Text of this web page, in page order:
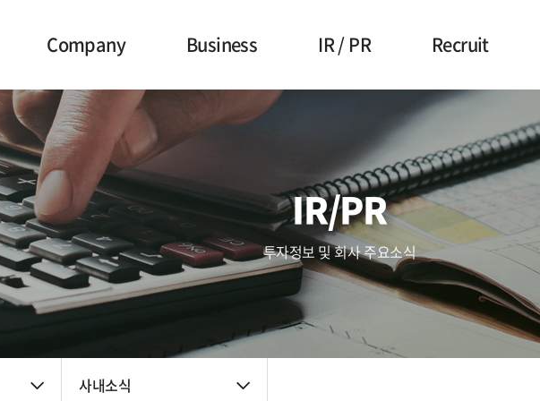
Company
CEO 인사말
주요 연혁
비전 및 핵심가치
CI
윤리경영
회사위치
Business
사업영역
Touch (IC/Module)
Haptic/Power
품질관리
신뢰성
품질방침
IR / PR
공시정보
IR자료
공지사항
주요뉴스
Recruit
인사제도
채용공고
채용FAQ
IR/PR
투자정보 및 회사 주요소식
사내소식